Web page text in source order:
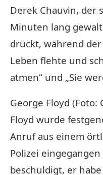
Derek Chauvin, der
Minuten lang
drückt, während
Leben flehte und
atmen“ und „Sie
George Floyd (Foto:
Floyd wurde
Anruf aus einem
Polizei
beschuldigt, er